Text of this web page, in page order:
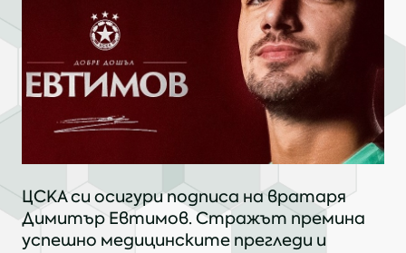
ЦСКА си осигури подписа на вратаря
Димитър Евтимов. Стражът премина
успешно медицинските прегледи и